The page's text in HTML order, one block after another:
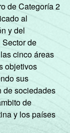
de Categoría 2
al
y del
de
cinco áreas
objetivos
sus
de sociedades
de
y los países